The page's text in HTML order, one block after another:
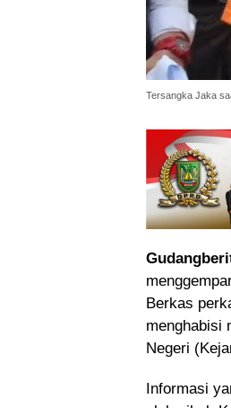
Tersangka Jaka
Berkas
menghabisi
Negeri
​Informasi